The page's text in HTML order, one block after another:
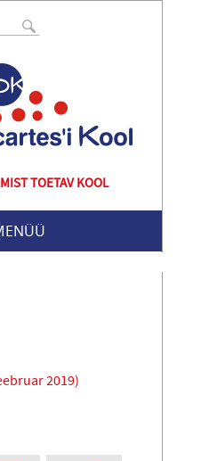
TOETAV KOOL
2019)